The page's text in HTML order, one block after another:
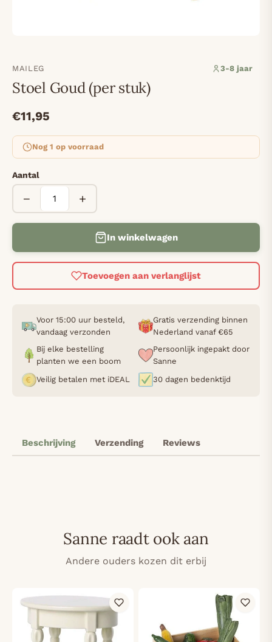
MAILEG 3-8 jaar
Stoel Goud (per stuk)
€11,95
Nog 1 op voorraad
Aantal
− +
In winkelwagen
Toevoegen aan verlanglijst
Voor 15:00 uur besteld,
vandaag verzonden
Gratis verzending binnen
Nederland vanaf €65
Bij elke bestelling
planten we een boom
Persoonlijk ingepakt door
Sanne
Veilig betalen met iDEAL
30 dagen bedenktijd
Beschrijving Verzending Reviews
Sanne raadt ook aan
Andere ouders kozen dit erbij